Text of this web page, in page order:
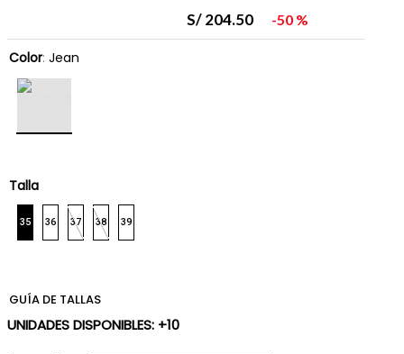
S/ 204.50 50 %
Color: Jean
Talla
35 36 37 38 39
GUÍA DE TALLAS
UNIDADES DISPONIBLES: +10